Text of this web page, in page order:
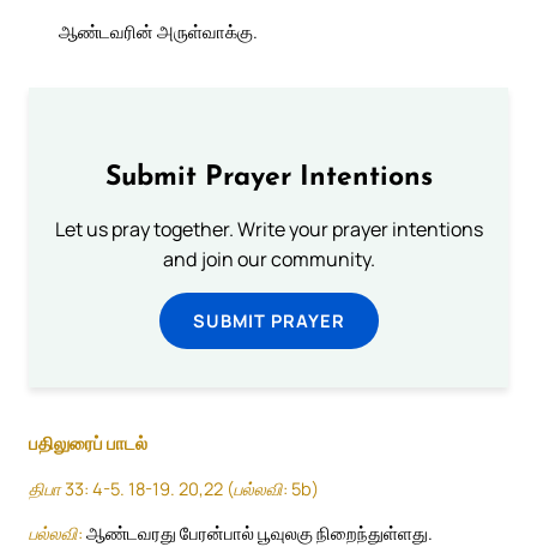
ஆண்டவரின் அருள்வாக்கு.
Submit Prayer Intentions
Let us pray together. Write your prayer intentions
and join our community.
SUBMIT PRAYER
பதிலுரைப் பாடல்
திபா 33: 4-5. 18-19. 20,22 (பல்லவி: 5b)
பல்லவி: ஆண்டவரது பேரன்பால் பூவுலகு நிறைந்துள்ளது.